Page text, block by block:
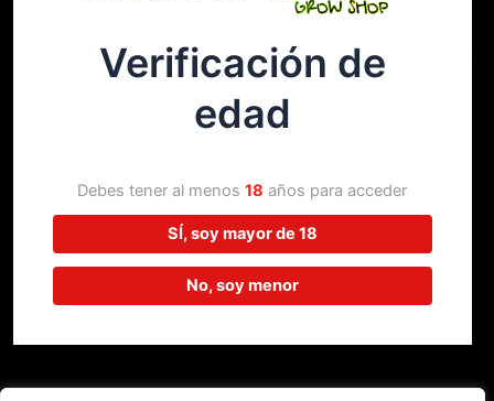
¡Disculpa este desastre! Estamos
trabajando en algo increíble,
¡vuelve pronto!
Verificación de
edad
Debes tener al menos18 años para acceder
SÍ, soy mayor de 18
No, soy menor